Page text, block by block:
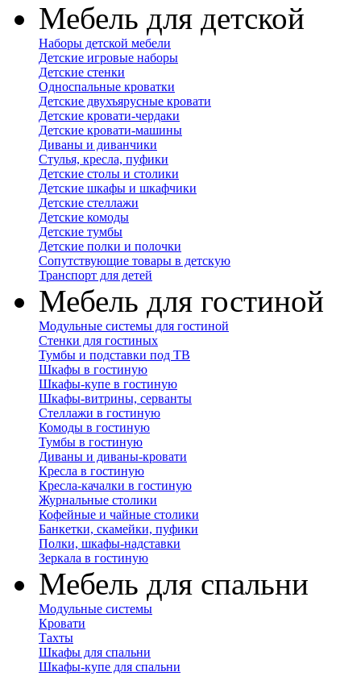
Мебель для детской
Наборы детской мебели
Детские игровые наборы
Детские стенки
Односпальные кроватки
Детские двухъярусные кровати
Детские кровати-чердаки
Детские кровати-машины
Диваны и диванчики
Стулья, кресла, пуфики
Детские столы и столики
Детские шкафы и шкафчики
Детские стеллажи
Детские комоды
Детские тумбы
Детские полки и полочки
Сопутствующие товары в детскую
Транспорт для детей
Мебель для гостиной
Модульные системы для гостиной
Стенки для гостиных
Тумбы и подставки под ТВ
Шкафы в гостиную
Шкафы-купе в гостиную
Шкафы-витрины, серванты
Стеллажи в гостиную
Комоды в гостиную
Тумбы в гостиную
Диваны и диваны-кровати
Кресла в гостиную
Кресла-качалки в гостиную
Журнальные столики
Кофейные и чайные столики
Банкетки, скамейки, пуфики
Полки, шкафы-надставки
Зеркала в гостиную
Мебель для спальни
Модульные системы
Кровати
Тахты
Шкафы для спальни
Шкафы-купе для спальни